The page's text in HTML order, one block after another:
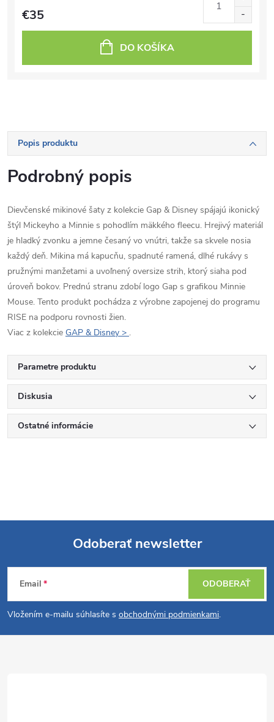
€35
DO KOŠÍKA
Popis produktu
Podrobný popis
Dievčenské mikinové šaty z kolekcie Gap & Disney spájajú ikonický
štýl Mickeyho a Minnie s pohodlím mäkkého fleecu. Hrejivý materiál
je hladký zvonku a jemne česaný vo vnútri, takže sa skvele nosia
každý deň. Mikina má kapucňu, spadnuté ramená, dlhé rukávy s
pružnými manžetami a uvoľnený oversize strih, ktorý siaha pod
úroveň bokov. Prednú stranu zdobí logo Gap s grafikou Minnie
Mouse. Tento produkt pochádza z výrobne zapojenej do programu
RISE na podporu rovnosti žien.
Viac z kolekcie GAP & Disney > .
Parametre produktu
Diskusia
Ostatné informácie
Z
á
p
Odoberať newsletter
Email
Vložením e-mailu súhlasíte s obchodnými podmienkami.
ODOBERAŤ